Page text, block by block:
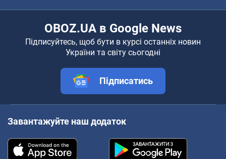
OBOZ.UA в Google News
Підписуйтесь, щоб бути в курсі останніх новин
України та світу сьогодні
Підписатись
Завантажуйте наш додаток